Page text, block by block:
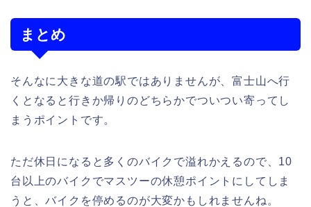
まとめ
そんなに大きな道の駅ではありませんが、富士山へ行
くとなると行きか帰りのどちらかでついつい寄ってし
まうポイントです。
ただ休日になると多くのバイクで溢れかえるので、10
台以上のバイクでマスツーの休憩ポイントにしてしま
うと、バイクを停めるのが大変かもしれませんね。